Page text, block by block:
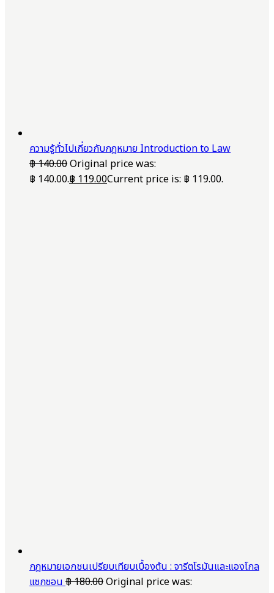
ความรู้ทั่วไปเกี่ยวกับกฎหมาย Introduction to Law
฿140.00Original price was:
฿ 140.00.฿119.00Current price is: ฿ 119.00.
กฎหมายเอกชนเปรียบเทียบเบื้องต้น : จารีตโรมันและแองโกล
แซกซอน฿180.00Original price was: